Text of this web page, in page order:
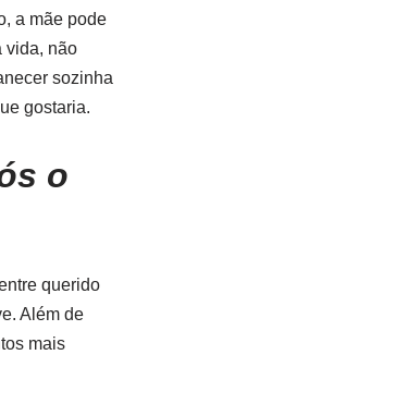
a mãe pode
vida, não
sozinha
gostaria.
o
querido
Além de
mais